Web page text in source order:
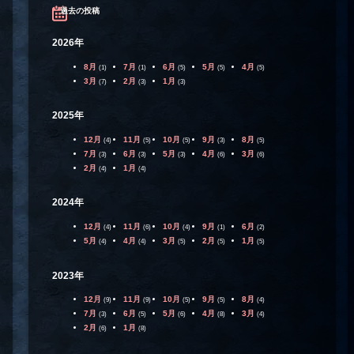
過去の投稿
2026年
8月 (1) 7月 (1) 6月 (5) 5月 (5) 4月 (5)
3月 (7) 2月 (3) 1月 (3)
2025年
12月 (4) 11月 (5) 10月 (5) 9月 (3) 8月 (5)
7月 (3) 6月 (3) 5月 (3) 4月 (6) 3月 (6)
2月 (4) 1月 (4)
2024年
12月 (4) 11月 (6) 10月 (4) 9月 (1) 6月 (2)
5月 (4) 4月 (4) 3月 (5) 2月 (5) 1月 (5)
2023年
12月 (9) 11月 (9) 10月 (5) 9月 (5) 8月 (4)
7月 (3) 6月 (5) 5月 (6) 4月 (8) 3月 (4)
2月 (6) 1月 (8)